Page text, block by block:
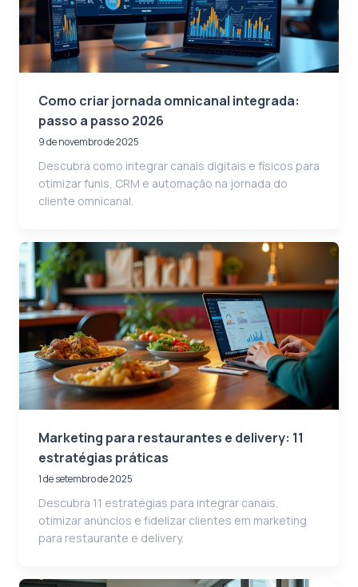
Como criar jornada omnicanal integrada:
passo a passo 2026
9 de novembro de 2025
Descubra como integrar canais digitais e físicos para
otimizar funis, CRM e automação na jornada do
cliente omnicanal.
Marketing para restaurantes e delivery: 11
estratégias práticas
1 de setembro de 2025
Descubra 11 estratégias para integrar canais,
otimizar anúncios e fidelizar clientes em marketing
para restaurante e delivery.